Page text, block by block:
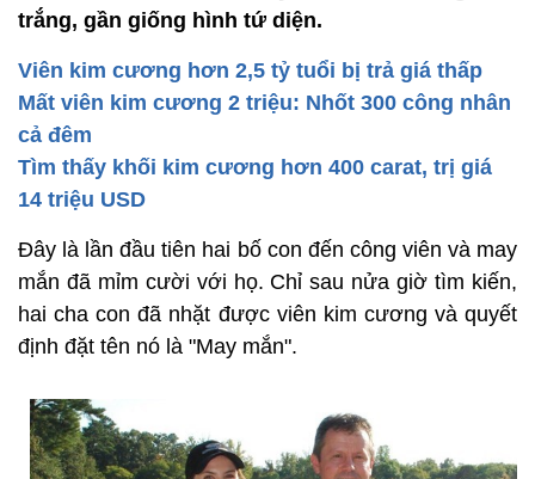
trắng, gần giống hình tứ diện.
Viên kim cương hơn 2,5 tỷ tuổi bị trả giá thấp
Mất viên kim cương 2 triệu: Nhốt 300 công nhân
cả đêm
Tìm thấy khối kim cương hơn 400 carat, trị giá
14 triệu USD
Đây là lần đầu tiên hai bố con đến công viên và may
mắn đã mỉm cười với họ. Chỉ sau nửa giờ tìm kiến,
hai cha con đã nhặt được viên kim cương và quyết
định đặt tên nó là "May mắn".